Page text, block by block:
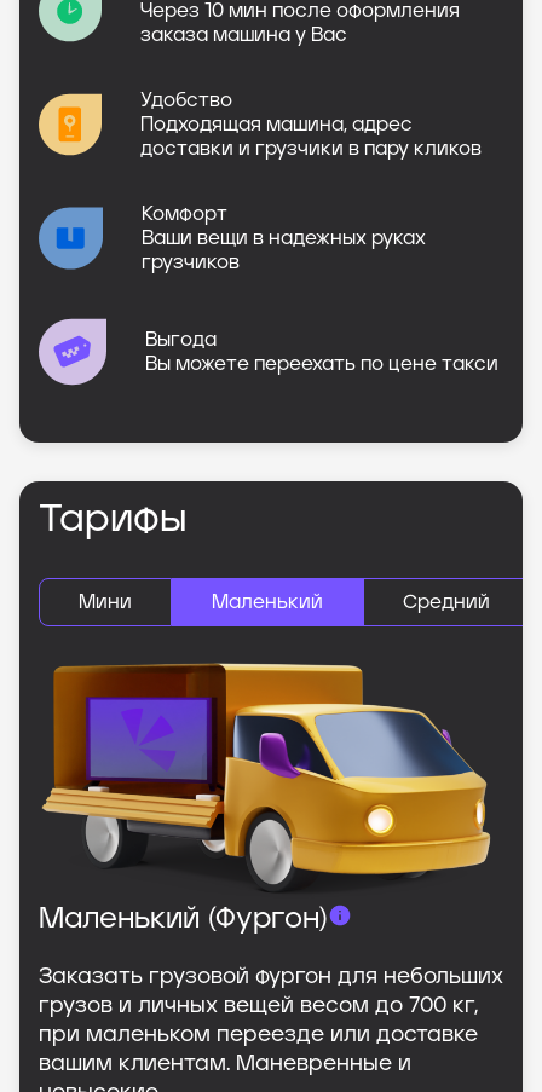
Через 10 мин после оформления
заказа машина у Вас
Удобство
Подходящая машина, адрес
доставки и грузчики в пару кликов
Комфорт
Ваши вещи в надежных руках
грузчиков
Выгода
Вы можете переехать по цене такси
Тарифы
Мини Маленький Средний
Маленький (Фургон)
Заказать грузовой фургон для небольших
грузов и личных вещей весом до 700 кг,
при маленьком переезде или доставке
вашим клиентам. Маневренные и